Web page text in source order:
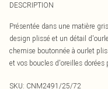
DESCRIPTION
Présentée dans une matière
design plissé et un détail
chemise boutonnée à ourlet
et vos boucles d'oreilles dorées
SKU: CNM2491/25/72